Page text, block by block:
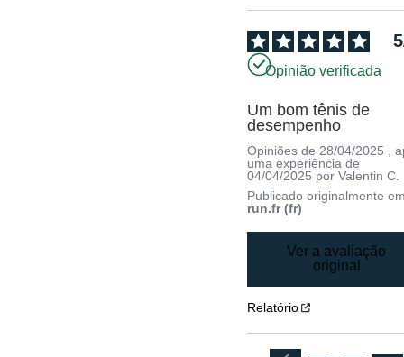
5
Opinião verificada
Um bom tênis de
desempenho
Opiniões de 28/04/2025
,
uma experiência de
04/04/2025 porValentin C.
Publicado originalmente
run.fr (fr)
Ver a avaliação
original
Relatório